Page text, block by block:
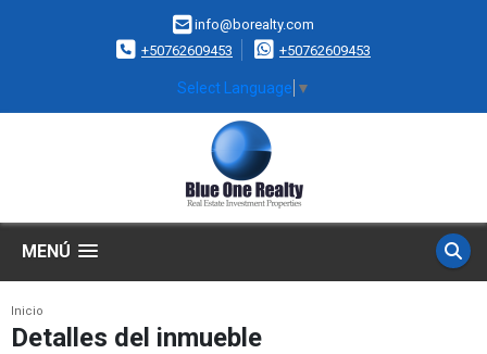
info@borealty.com
+50762609453
+50762609453
Select Language ▼
MENÚ
Inicio
Detalles del inmueble